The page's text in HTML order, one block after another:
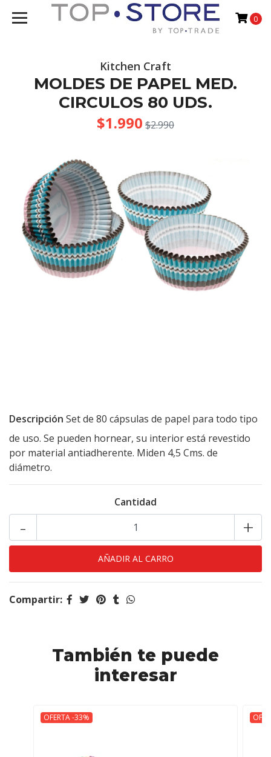
0
Kitchen Craft
MOLDES DE PAPEL MED.
CIRCULOS 80 UDS.
$1.990 $2.990
Descripción Set de 80 cápsulas de papel para todo tipo
de uso. Se pueden hornear, su interior está revestido
por material antiadherente. Miden 4,5 Cms. de
diámetro.
Cantidad
+
-
Compartir:
También te puede
interesar
OFERTA -33%